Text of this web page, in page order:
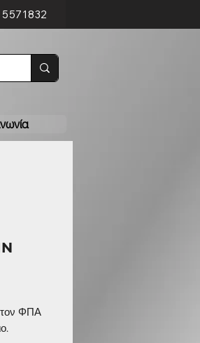
5571832
τον ΦΠΑ